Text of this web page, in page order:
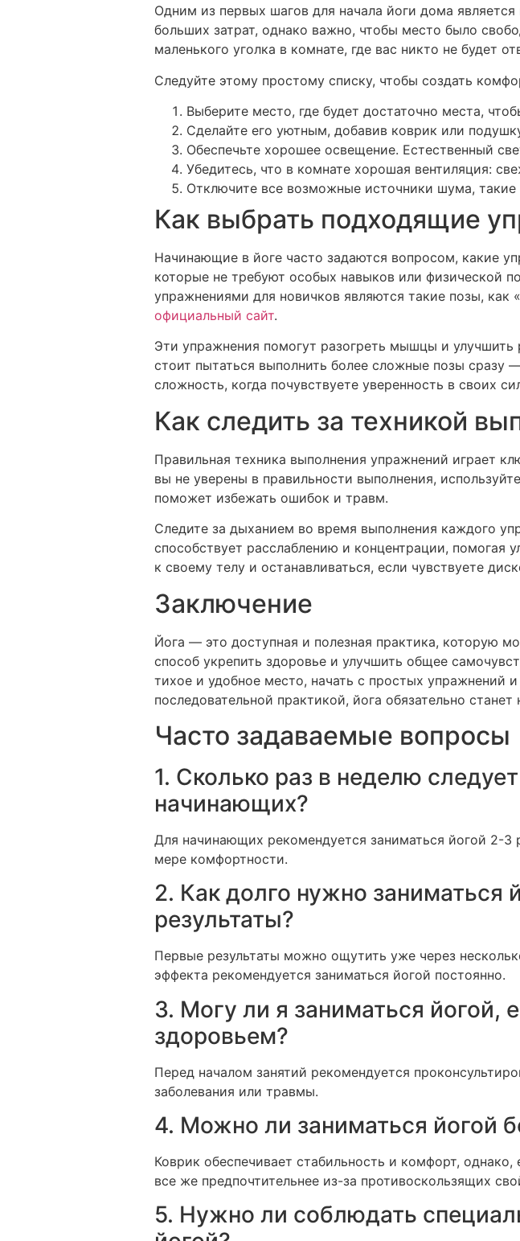
Одним из первых шагов для начала йоги дома
больших затрат, однако важно, чтобы место было
маленького уголка в комнате, где вас никто не будет
Следуйте этому простому списку, чтобы создать
Выберите место, где будет достаточно места,
Сделайте его уютным, добавив коврик или
Обеспечьте хорошее освещение. Естественный
Убедитесь, что в комнате хорошая вентиляция:
Отключите все возможные источники шума,
Как выбрать подходящие
Начинающие в йоге часто задаются вопросом, какие
которые не требуют особых навыков или физической
упражнениями для новичков являются такие позы, как
официальный сайт.
Эти упражнения помогут разогреть мышцы и улучшить
стоит пытаться выполнить более сложные позы сразу
сложность, когда почувствуете уверенность в своих
Как следить за техникой
Правильная техника выполнения упражнений играет
вы не уверены в правильности выполнения,
поможет избежать ошибок и травм.
Следите за дыханием во время выполнения каждого
способствует расслаблению и концентрации, помогая
к своему телу и останавливаться, если чувствуете
Заключение
Йога — это доступная и полезная практика, которую
способ укрепить здоровье и улучшить общее
тихое и удобное место, начать с простых упражнений
последовательной практикой, йога обязательно
Часто задаваемые вопросы
1. Сколько раз в неделю
начинающих?
Для начинающих рекомендуется заниматься йогой 2-3
мере комфортности.
2. Как долго нужно заниматься
результаты?
Первые результаты можно ощутить уже через
эффекта рекомендуется заниматься йогой постоянно.
3. Могу ли я заниматься йогой,
здоровьем?
Перед началом занятий рекомендуется
заболевания или травмы.
4. Можно ли заниматься йогой
Коврик обеспечивает стабильность и комфорт,
все же предпочтительнее из-за противоскользящих
5. Нужно ли соблюдать